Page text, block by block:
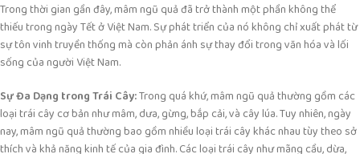
Trong thời gian gần đây, mâm ngũ quả đã trở thành một phần không thể
thiếu trong ngày Tết ở Việt Nam. Sự phát triển của nó không chỉ xuất phát từ
sự tôn vinh truyền thống mà còn phản ánh sự thay đổi trong văn hóa và lối
sống của người Việt Nam.
Sự Đa Dạng trong Trái Cây:Trong quá khứ, mâm ngũ quả thường gồm các
loại trái cây cơ bản như mâm, dưa, gừng, bắp cải, và cây lúa. Tuy nhiên, ngày
nay, mâm ngũ quả thường bao gồm nhiều loại trái cây khác nhau tùy theo sở
thích và khả năng kinh tế của gia đình. Các loại trái cây như mãng cầu, dừa,